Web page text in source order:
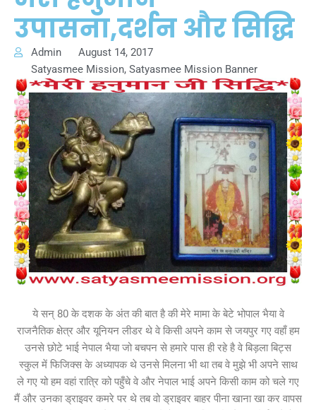
उपासना,दर्शन और सिद्धि
Admin
August 14, 2017
Satyasmee Mission, Satyasmee Mission Banner
ये सन् 80 के दशक के अंत की बात है की मेरे मामा के बेटे भोपाल भैया वे
राजनैतिक क्षेत्र और यूनियन लीडर थे वे किसी अपने काम से जयपुर गए वहाँ हम
उनसे छोटे भाई नेपाल भैया जो बचपन से हमारे पास ही रहे है वे बिड़ला बिट्स
स्कुल में फिजिक्स के अध्यापक थे उनसे मिलना भी था तब वे मुझे भी अपने साथ
ले गए यो हम वहां रात्रि को पहुँचे वे और नेपाल भाई अपने किसी काम को चले गए
मैं और उनका ड्राइवर कमरे पर थे तब वो ड्राइवर बाहर पीना खाना खा कर वापस